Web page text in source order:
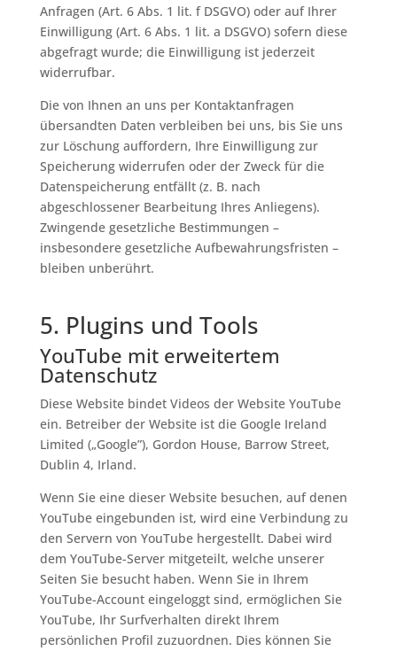
Anfragen (Art. 6 Abs. 1 lit. f DSGVO) oder auf Ihrer
Einwilligung (Art. 6 Abs. 1 lit. a DSGVO) sofern diese
abgefragt wurde; die Einwilligung ist jederzeit
widerrufbar.
Die von Ihnen an uns per Kontaktanfragen
übersandten Daten verbleiben bei uns, bis Sie uns
zur Löschung auffordern, Ihre Einwilligung zur
Speicherung widerrufen oder der Zweck für die
Datenspeicherung entfällt (z. B. nach
abgeschlossener Bearbeitung Ihres Anliegens).
Zwingende gesetzliche Bestimmungen –
insbesondere gesetzliche Aufbewahrungsfristen –
bleiben unberührt.
5. Plugins und Tools
YouTube mit erweitertem
Datenschutz
Diese Website bindet Videos der Website YouTube
ein. Betreiber der Website ist die Google Ireland
Limited („Google”), Gordon House, Barrow Street,
Dublin 4, Irland.
Wenn Sie eine dieser Website besuchen, auf denen
YouTube eingebunden ist, wird eine Verbindung zu
den Servern von YouTube hergestellt. Dabei wird
dem YouTube-Server mitgeteilt, welche unserer
Seiten Sie besucht haben. Wenn Sie in Ihrem
YouTube-Account eingeloggt sind, ermöglichen Sie
YouTube, Ihr Surfverhalten direkt Ihrem
persönlichen Profil zuzuordnen. Dies können Sie